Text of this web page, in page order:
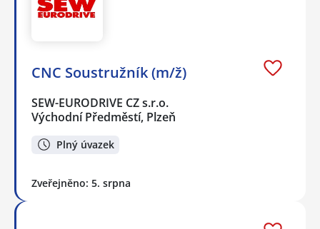
CNC Soustružník (m/ž)
SEW-EURODRIVE CZ s.r.o.
Východní Předměstí, Plzeň
Plný úvazek
Zveřejněno: 5. srpna